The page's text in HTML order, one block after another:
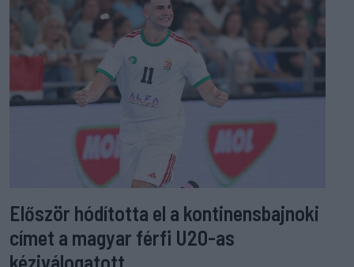
Először hódította el a kontinensbajnoki
címet a magyar férfi U20-as